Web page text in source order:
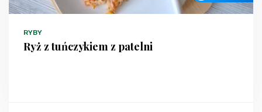
RYBY
Ryż z tuńczykiem z patelni